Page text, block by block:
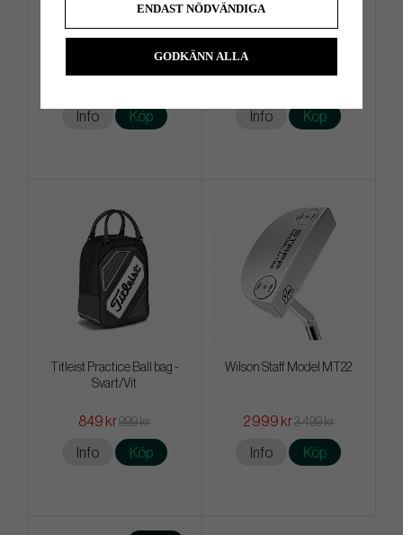
Callaway Chrome Soft Triple
Info Köp
Ping Hoofer Ltd Mosaic -
Info Köp
Titleist Practice Ball bag -
Svart/Vit
849 kr999 kr
Info Köp
Wilson Staff Model MT22
2 999 kr3 499 kr
Info Köp
ENDAST NÖDVÄNDIGA
GODKÄNN ALLA